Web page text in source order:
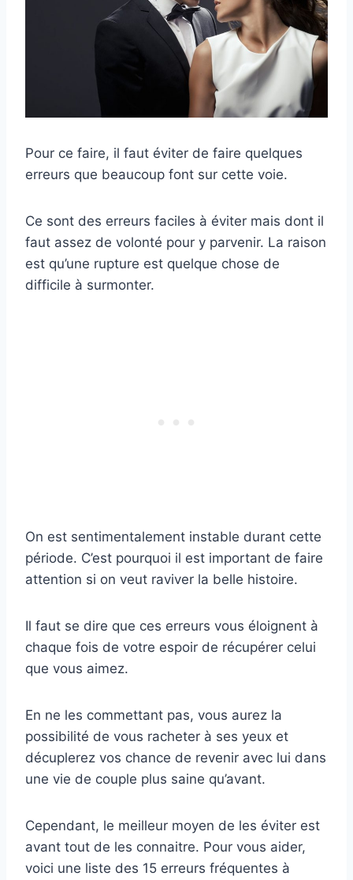
Pour ce faire, il faut éviter de faire quelques
erreurs que beaucoup font sur cette voie.
Ce sont des erreurs faciles à éviter mais dont il
faut assez de volonté pour y parvenir. La raison
est qu’une rupture est quelque chose de
difficile à surmonter.
On est sentimentalement instable durant cette
période. C’est pourquoi il est important de faire
attention si on veut raviver la belle histoire.
Il faut se dire que ces erreurs vous éloignent à
chaque fois de votre espoir de récupérer celui
que vous aimez.
En ne les commettant pas, vous aurez la
possibilité de vous racheter à ses yeux et
décuplerez vos chance de revenir avec lui dans
une vie de couple plus saine qu’avant.
Cependant, le meilleur moyen de les éviter est
avant tout de les connaitre. Pour vous aider,
voici une liste des 15 erreurs fréquentes à